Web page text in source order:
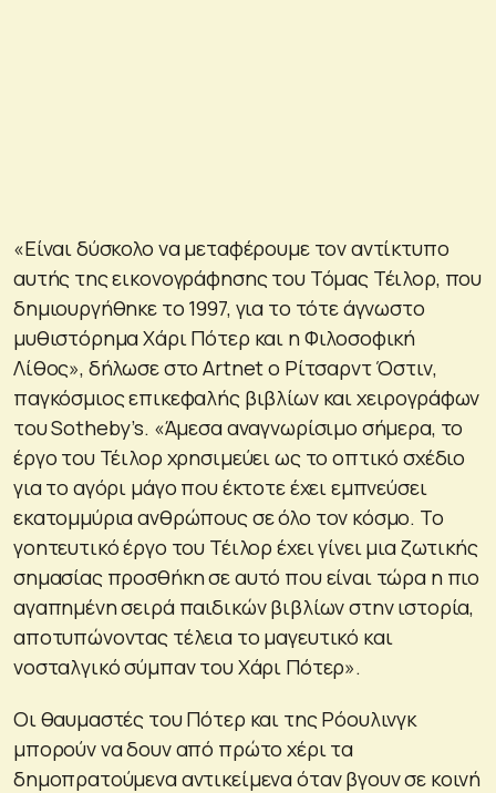
«Είναι δύσκολο να μεταφέρουμε τον αντίκτυπο
αυτής της εικονογράφησης του Τόμας Τέιλορ, που
δημιουργήθηκε το 1997, για το τότε άγνωστο
μυθιστόρημα Χάρι Πότερ και η Φιλοσοφική
Λίθος», δήλωσε στο Artnet ο Ρίτσαρντ Όστιν,
παγκόσμιος επικεφαλής βιβλίων και χειρογράφων
του Sotheby’s. «Άμεσα αναγνωρίσιμο σήμερα, το
έργο του Τέιλορ χρησιμεύει ως το οπτικό σχέδιο
για το αγόρι μάγο που έκτοτε έχει εμπνεύσει
εκατομμύρια ανθρώπους σε όλο τον κόσμο. Το
γοητευτικό έργο του Τέιλορ έχει γίνει μια ζωτικής
σημασίας προσθήκη σε αυτό που είναι τώρα η πιο
αγαπημένη σειρά παιδικών βιβλίων στην ιστορία,
αποτυπώνοντας τέλεια το μαγευτικό και
νοσταλγικό σύμπαν του Χάρι Πότερ».
Οι θαυμαστές του Πότερ και της Ρόουλινγκ
μπορούν να δουν από πρώτο χέρι τα
δημοπρατούμενα αντικείμενα όταν βγουν σε κοινή